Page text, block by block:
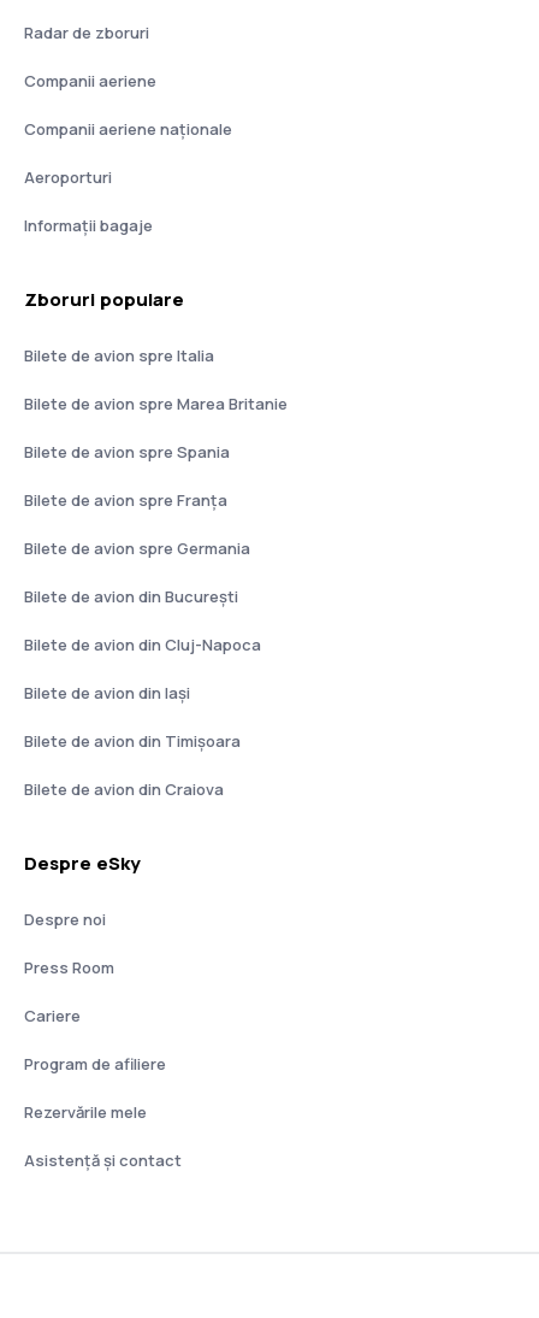
Radar de zboruri
Companii aeriene
Companii aeriene naţionale
Aeroporturi
Informații bagaje
Zboruri populare
Bilete de avion spre Italia
Bilete de avion spre Marea Britanie
Bilete de avion spre Spania
Bilete de avion spre Franţa
Bilete de avion spre Germania
Bilete de avion din București
Bilete de avion din Cluj-Napoca
Bilete de avion din Iași
Bilete de avion din Timișoara
Bilete de avion din Craiova
Despre eSky
Despre noi
Press Room
Cariere
Program de afiliere
Rezervările mele
Asistenţă şi contact